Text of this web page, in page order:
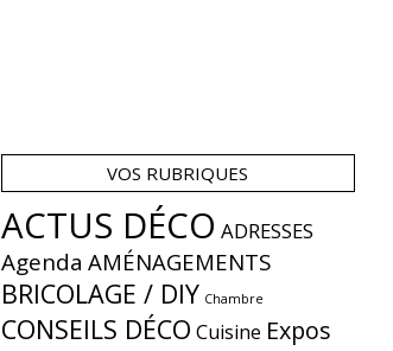
VOS RUBRIQUES
ACTUS DÉCO ADRESSES
Agenda AMÉNAGEMENTS
BRICOLAGE / DIY Chambre
CONSEILS DÉCO Cuisine Expos